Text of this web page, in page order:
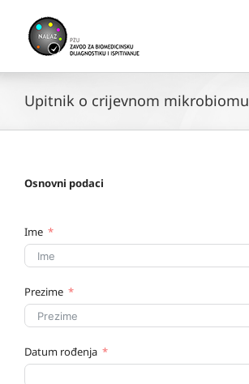
content
Upitnik o crijevnom mikrobiomu
Osnovni podaci
Ime
Prezime
Datum rođenja